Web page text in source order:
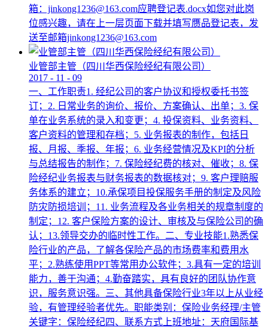
箱：jinkong1236@163.com应聘登记表.docx如您对此岗
位感兴趣，请在上一层页面下载并填写赝品登记表，发
送至邮箱jinkong1236@163.com
业管部主管（四川华西保险经纪有限公司）
2017 - 11 - 09
一、工作职责1. 经纪公司的客户协议和授权委托书签
订；2. 日常业务的询价、报价、方案确认、出单；3. 保
单在业务系统的录入和变更；4. 投保资料、业务资料、
客户资料的管理和存档；5. 业务报表的制作，包括日
报、月报、季报、年报；6. 业务经营情况及KPI的分析
与总结报告的制作；7. 保险经纪费的核对、催收；8. 保
险经纪业务报表与财务报表的数据核对；9. 客户理赔服
务体系的建立；10.承保项目投保服务手册的制定及风险
防灾防损培训；11. 业务流程及各业务相关的规章制度的
制定；12. 客户保险方案的设计、审核及与保险公司的确
认；13.领导交办的临时性工作。二、专业技能1.熟悉保
险行业的产品，了解各保险产品的市场费率和费用水
平；2.熟练使用PPT等常用办公软件；3.具有一定的培训
能力，善于沟通；4.勤奋踏实，具有良好的团队协作意
识，服务意识强。三、其他具备保险行业3年以上从业经
验，有管理经验者优先。职能类别：保险业务经理/主管
关键字：保险经纪四、联系方式上班地址：天府国际基